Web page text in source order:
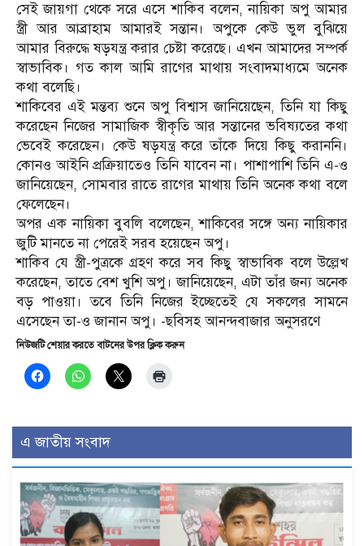
সেই জায়গা থেকে সরে এসে শাকিব বলেন, নায়িকা অপু আমার
স্ত্রী আর আব্রাহাম আমারই সন্তান। অপুকে কেউ ভুল বুঝিয়ে
আমার বিরুদ্ধে ষড়যন্ত্র করার চেষ্টা করেছে। এখন আমাদের সম্পর্ক
স্বাভাবিক। গত কাল আমি রাগের মাথায় সংবাদমাধ্যমে অনেক
কথা বলেছি।
শাকিবের এই মন্তব্য শুনে অপু বিশ্বাস জানিয়েছেন, তিনি যা কিছু
করেছেন নিজের সামাজিক স্বীকৃতি আর সন্তানের ভবিষ্যতের কথা
ভেবেই করেছেন। কেউ ষড়যন্ত্র করে তাঁকে দিয়ে কিছু করাননি।
কোনও আইনি প্রক্রিয়াতেও তিনি যাবেন না। পাশাপাশি তিনি এ-ও
জানিয়েছেন, সোমবার রাতে রাগের মাথায় তিনি অনেক কথা বলে
ফেলেছেন।
অপর এক নায়িকা বুবলি বলেছেন, শাকিবের সঙ্গে অন্য নায়িকার
জুটি মানতে না পেরেই সরব হয়েছেন অপু।
শাকিব যে স্ত্রী-পুত্রকে গ্রহণ করে সব কিছু স্বাভাবিক বলে উল্লেখ
করেছেন, তাতে বেশ খুশি অপু। জানিয়েছেন, এটা তাঁর জন্য অনেক
বড় পাওয়া। তবে তিনি নিজের ইচ্ছেতেই যে সকলের সামনে
এসেছেন তা-ও জানান অপু। -ছবিসহ আনন্দবাজার অনুসরণে
নিউজটি শেয়ার করতে বাটনের উপর ক্লিক করুন
এ জাতীয় সংবাদ